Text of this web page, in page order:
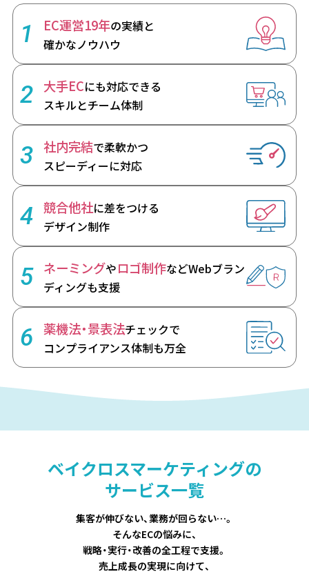
1 EC運営19年の実績と
確かなノウハウ
2 大手ECにも対応できる
スキルとチーム体制
3 社内完結で柔軟かつ
スピーディーに対応
4 競合他社に差をつける
デザイン制作
5 ネーミングやロゴ制作などWebブラン
ディングも支援
6 薬機法・景表法チェックで
コンプライアンス体制も万全
ベイクロスマーケティングの
サービス一覧
集客が伸びない、業務が回らない…。
そんなECの悩みに、
戦略・実行・改善の全工程で支援。
売上成長の実現に向けて、